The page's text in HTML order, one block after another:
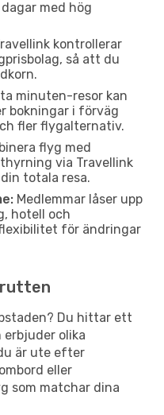
med hög
kontrollerar
så att du
minuten-resor kan
bokningar i förväg
fler flygalternativ.
flyg med
via Travellink
totala resa.
Medlemmar låser upp
hotell och
för ändringar
rutten
Du hittar ett
olika
är ute efter
eller
som matchar dina